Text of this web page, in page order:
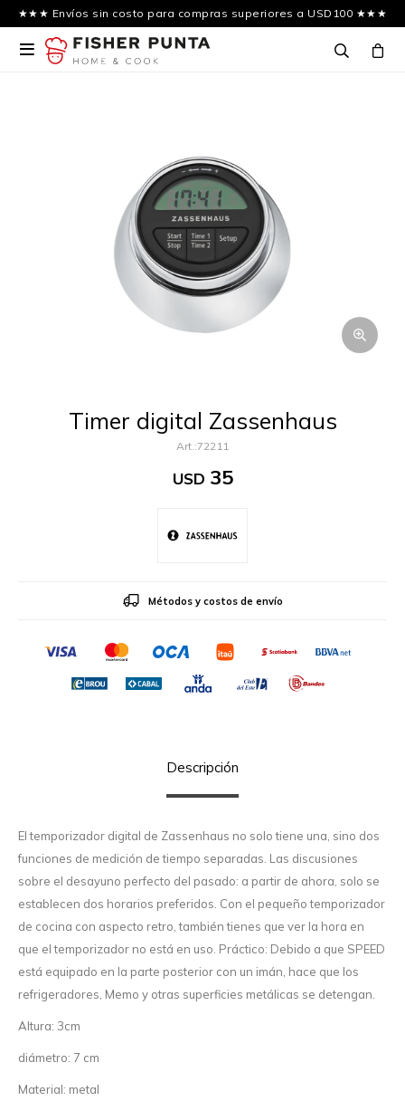
★★★ Envíos sin costo para compras superiores a USD100 ★★★

Timer digital Zassenhaus
72211
USD 35
Métodos y costos de envío
Descripción
El temporizador digital de Zassenhaus no solo tiene una, sino dos
funciones de medición de tiempo separadas. Las discusiones
sobre el desayuno perfecto del pasado: a partir de ahora, solo se
establecen dos horarios preferidos. Con el pequeño temporizador
de cocina con aspecto retro, también tienes que ver la hora en
que el temporizador no está en uso. Práctico: Debido a que SPEED
está equipado en la parte posterior con un imán, hace que los
refrigeradores, Memo y otras superficies metálicas se detengan.
Altura: 3cm
diámetro: 7 cm
Material: metal